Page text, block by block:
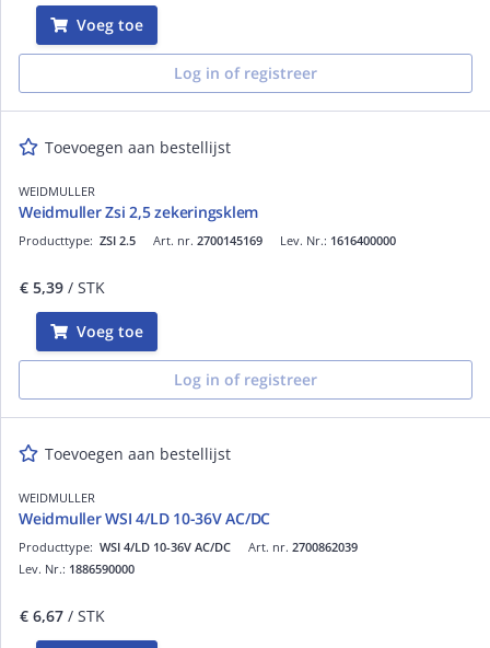
Voeg toe
Log in of registreer
Toevoegen aan bestellijst
WEIDMULLER
Weidmuller Zsi 2,5 zekeringsklem
Art. nr. 2700145169
Producttype: ZSI 2.5 Lev. Nr.: 1616400000
€ 5,39 / STK
Voeg toe
Log in of registreer
Toevoegen aan bestellijst
WEIDMULLER
Weidmuller WSI 4/LD 10-36V AC/DC
Art. nr. 2700862039
Producttype: WSI 4/LD 10-36V AC/DC
Lev. Nr.: 1886590000
€ 6,67 / STK